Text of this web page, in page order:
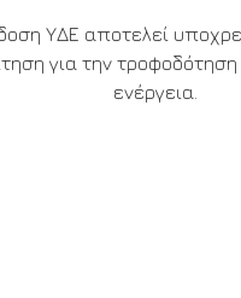
ΥΔΕ αποτελεί
για την τροφοδότηση
ενέργεια.